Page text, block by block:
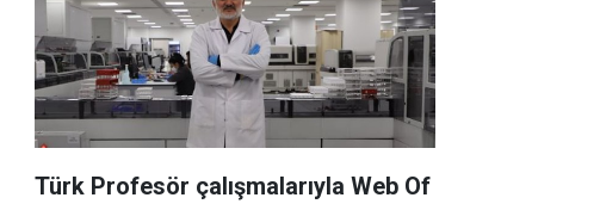
Türk Profesör çalışmalarıyla Web Of